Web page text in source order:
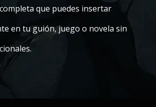
que puedes insertar
en tu guión, juego o novela sin